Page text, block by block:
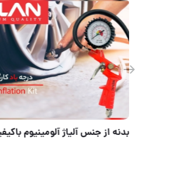
مینی فرز ۸۰۰ وات صنعتی ادون